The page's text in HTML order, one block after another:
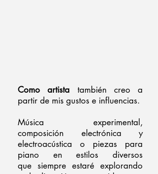
Como artista también creo a
partir de mis gustos e influencias.
Música experimental,
composición electrónica y
electroacústica o piezas para
piano en estilos diversos
que siempre estaré explorando